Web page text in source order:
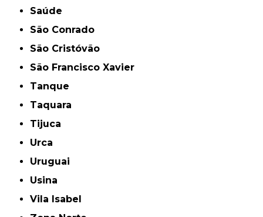
Saúde
São Conrado
São Cristóvão
São Francisco Xavier
Tanque
Taquara
Tijuca
Urca
Uruguai
Usina
Vila Isabel